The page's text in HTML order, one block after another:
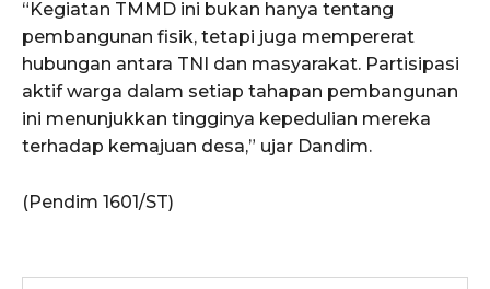
“Kegiatan TMMD ini bukan hanya tentang
pembangunan fisik, tetapi juga mempererat
hubungan antara TNI dan masyarakat. Partisipasi
aktif warga dalam setiap tahapan pembangunan
ini menunjukkan tingginya kepedulian mereka
terhadap kemajuan desa,” ujar Dandim.
(Pendim 1601/ST)